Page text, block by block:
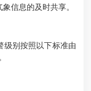
信息的及时共享。
别按照以下标准由